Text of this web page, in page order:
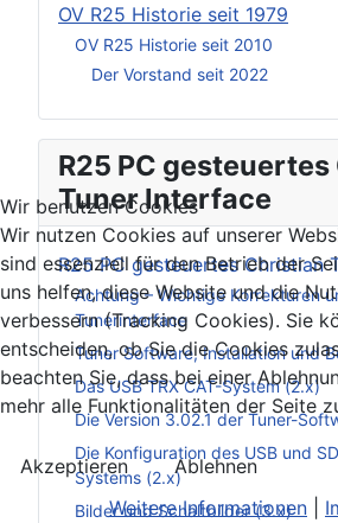
OV R25 Historie seit 1979
OV R25 Historie seit 2010
Der Vorstand seit 2022
R25 PC
Tuner Interface
R25 PC gesteuertes Christian
Achtung – Wichtige Korrekturen
Tunerinterface
Tuner Software, Installation und
Das USB TRX CAT-System (2.x)
Die Version 3.02.1 der Tuner-
Die Konfiguration des USB und
Systems (2.x)
Bilder und Schaltbilder (3.x)
Wir benutzen Cookies
Wir nutzen Cookies auf unserer
sind essenziell für den Betrieb der
uns helfen, diese Website und die
verbessern (Tracking Cookies). Sie
entscheiden, ob Sie die Cookies
beachten Sie, dass bei einer
mehr alle Funktionalitäten der Seite
Akzeptieren
Ablehnen
Weitere Informationen